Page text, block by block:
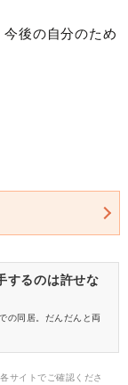
後の自分のため
するのは許せな
の同居。だんだんと両
サイトでご確認くださ